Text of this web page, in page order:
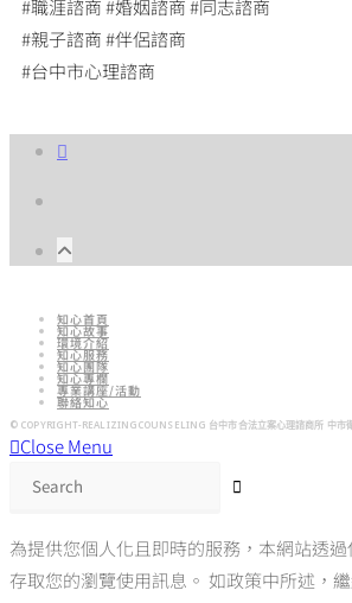
#職涯諮商 #婚姻諮商 #同志諮商
#親子諮商 #伴侶諮商
#台中市心理諮商
知心首頁
知心故事
環境介紹
知心服務
知心團隊
知心專欄
專業講座/活動
聯絡知心
© COPYRIGHT-REALIZINGCOUNSELING 台中市合法立案心理諮商所 中市
Close Menu
為提供您個人化且即時的服務，本網站透
存取您的瀏覽使用訊息。 如政策中所述，